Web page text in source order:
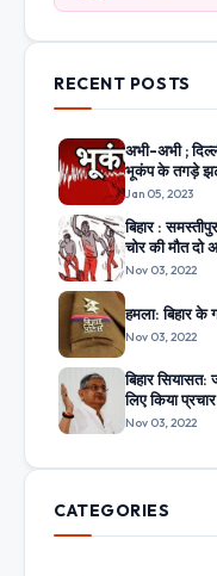
RECENT POSTS
अभी-अभी ;
भूकंप के तगड़े
Jan 05, 2023
बिहार :
चोर की मौत दो
Nov 03, 2022
हमला: बिहार के
Nov 03, 2022
बिहार
लिए किया प्रचार
Nov 03, 2022
CATEGORIES